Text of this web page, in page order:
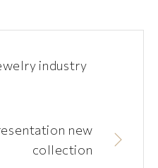
industry
new
collection